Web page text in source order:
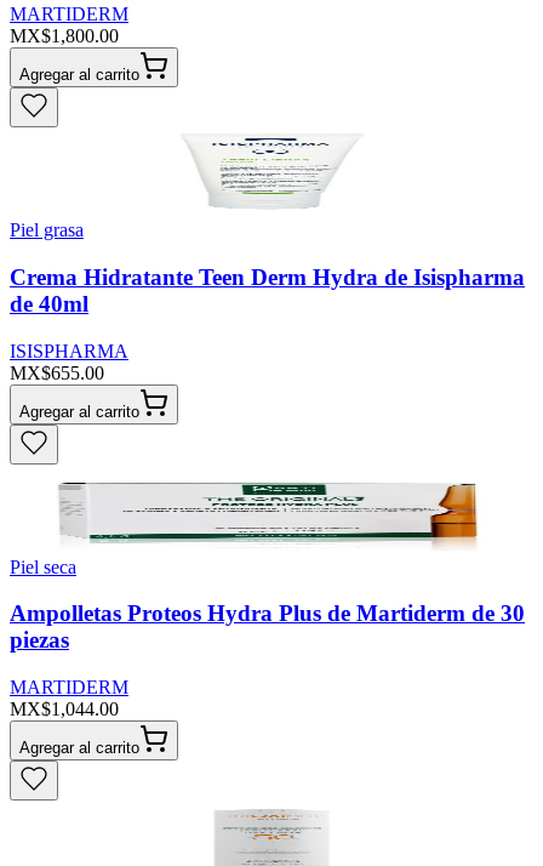
MARTIDERM
MX$1,800.00
Agregar al carrito
Piel grasa
Crema Hidratante Teen Derm Hydra de Isispharma
de 40ml
ISISPHARMA
MX$655.00
Agregar al carrito
Piel seca
Ampolletas Proteos Hydra Plus de Martiderm de 30
piezas
MARTIDERM
MX$1,044.00
Agregar al carrito